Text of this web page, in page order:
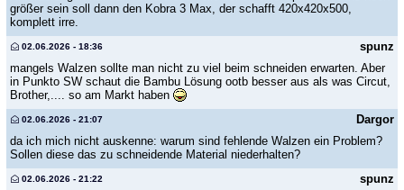
größer sein soll dann den Kobra 3 Max, der schafft 420x420x500,
komplett irre.
spunz
02.06.2026 - 18:36
mangels Walzen sollte man nicht zu viel beim schneiden erwarten. Aber
in Punkto SW schaut die Bambu Lösung ootb besser aus als was Circut,
Brother,.... so am Markt haben
Dargor
02.06.2026 - 21:07
da ich mich nicht auskenne: warum sind fehlende Walzen ein Problem?
Sollen diese das zu schneidende Material niederhalten?
spunz
02.06.2026 - 21:22